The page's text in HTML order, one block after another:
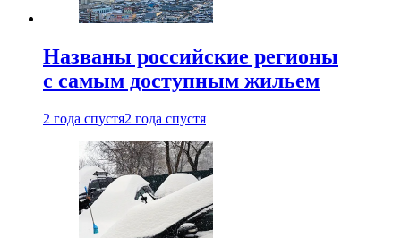
Названы российские регионы
с самым доступным жильем
2 года спустя2 года спустя